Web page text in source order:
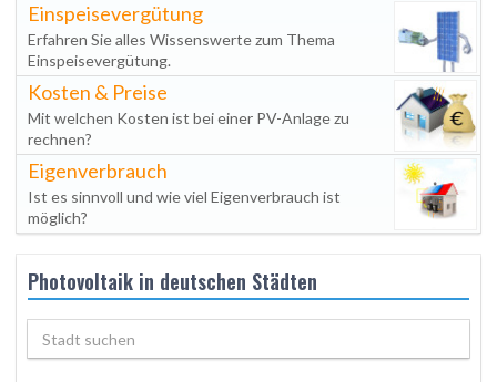
Einspeisevergütung
Erfahren Sie alles Wissenswerte zum Thema
Einspeisevergütung.
Kosten & Preise
Mit welchen Kosten ist bei einer PV-Anlage zu
rechnen?
Eigenverbrauch
Ist es sinnvoll und wie viel Eigenverbrauch ist
möglich?
Photovoltaik in deutschen Städten